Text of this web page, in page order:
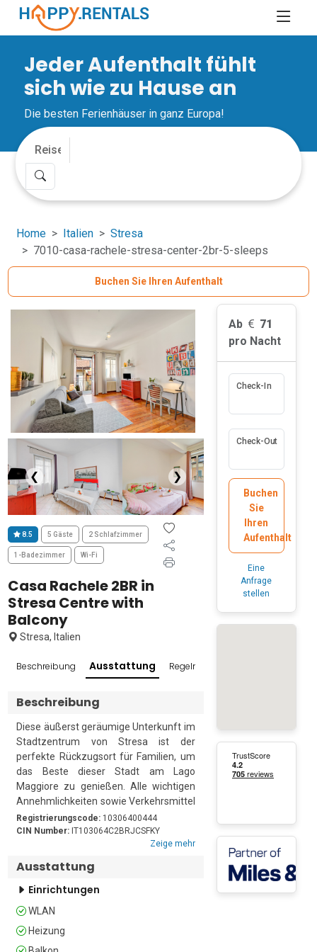
Jeder Aufenthalt fühlt
sich wie zu Hause an
Die besten Ferienhäuser in ganz Europa!
Home Italien
Stresa
7010-casa-rachele-stresa-center-2br-5-sleeps
Buchen Sie Ihren Aufenthalt
❮ ❯
8.5 5 Gäste 2 Schlafzimmer
1-Badezimmer Wi-Fi
Casa Rachele 2BR in
Stresa Centre with
Balcony
Stresa, Italien
Beschreibung Ausstattung Regeln und Richtlinien
Beschreibung
Diese äußerst geräumige Unterkunft im
Stadtzentrum von Stresa ist der
perfekte Rückzugsort für Familien, um
das Beste dieser Stadt am Lago
Maggiore zu genießen. Alle wichtigen
Annehmlichkeiten sowie Verkehrsmittel
sind nur einen Katzensprung von der
Wohnung im ersten Stock entfernt,
sodass Gäste einen völlig
unbeschwerten Urlaub genießen
können, ohne auf ihr Auto angewiesen
zu sein.
Wohnung eine ruhige und flexible
Unterkunft für bis zu 5 Gäste. Das
Registrierungscode: 10306400444
CIN Number: IT103064C2BRJCSFKY
Zeige mehr
Ausstattung
Einrichtungen
WLAN
Heizung
Ab
71
pro Nacht
Check-In
Check-Out
Buchen
Sie
Ihren
Aufenthalt
Eine
Anfrage
stellen